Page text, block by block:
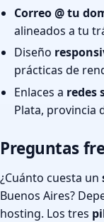
Correo @ tu
alineados a tu
Diseño
prácticas de
Enlaces a redes
Plata, provincia
Preguntas
¿Cuánto cuesta un
Buenos Aires?
hosting. Los tres